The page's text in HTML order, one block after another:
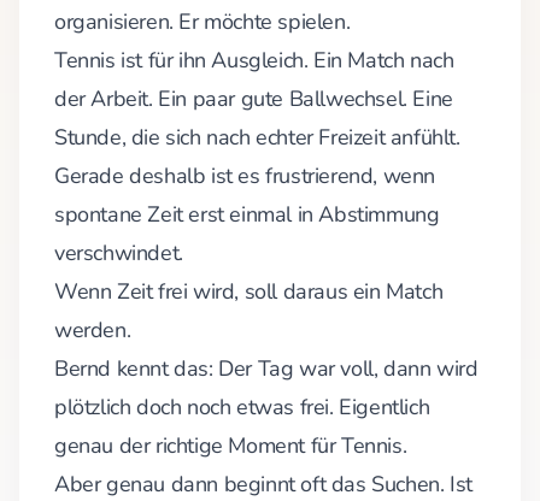
organisieren. Er möchte spielen.
Tennis ist für ihn Ausgleich. Ein Match nach
der Arbeit. Ein paar gute Ballwechsel. Eine
Stunde, die sich nach echter Freizeit anfühlt.
Gerade deshalb ist es frustrierend, wenn
spontane Zeit erst einmal in Abstimmung
verschwindet.
Wenn Zeit frei wird, soll daraus ein Match
werden.
Bernd kennt das: Der Tag war voll, dann wird
plötzlich doch noch etwas frei. Eigentlich
genau der richtige Moment für Tennis.
Aber genau dann beginnt oft das Suchen. Ist